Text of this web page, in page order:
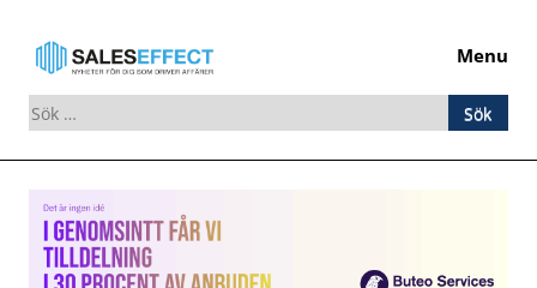
Menu
Sök
efter:
Skip
to
content